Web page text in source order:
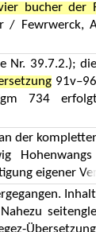
bucher der
Fewrwerck,
Nr. 39.7.2.);
734
der
eigener Ver
Nahezu